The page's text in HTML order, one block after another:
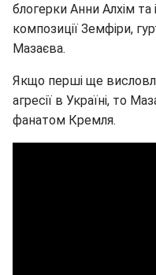
блогерки Анни Алхім
композиції Земфіри,
Мазаєва.
Якщо перші ще
агресії в Україні, то
фанатом Кремля.